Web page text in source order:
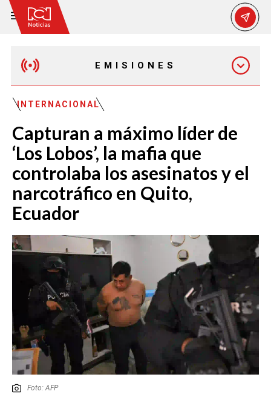
EMISIONES
EMISIÓN 12:30 PM
EMISIÓN 7:00 PM
INTERNACIONAL
Capturan a máximo líder de
‘Los Lobos’, la mafia que
controlaba los asesinatos y el
narcotráfico en Quito,
Ecuador
Foto: AFP